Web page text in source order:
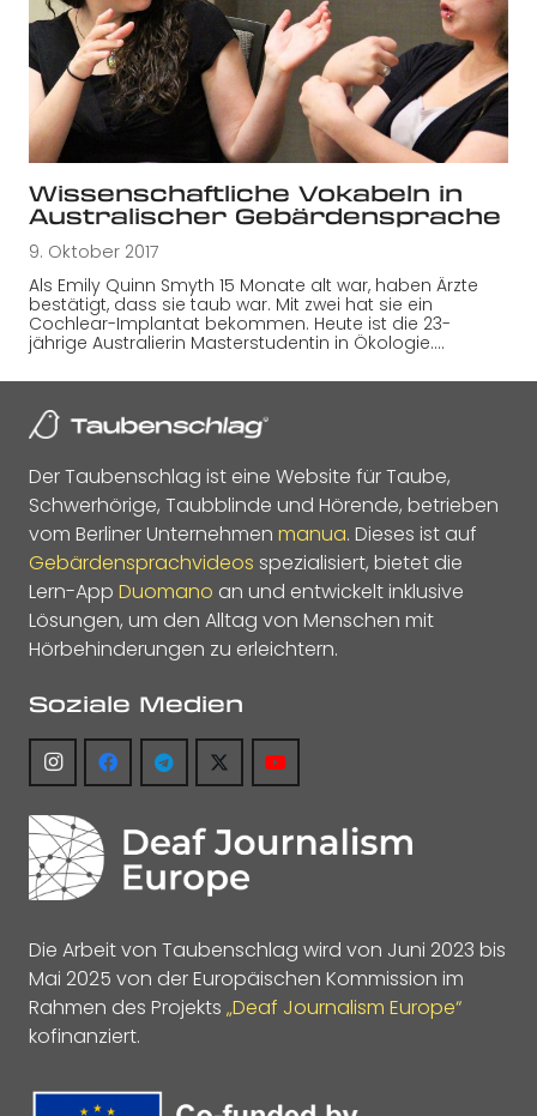
Wissenschaftliche Vokabeln in
Australischer Gebärdensprache
9. Oktober 2017
Als Emily Quinn Smyth 15 Monate alt war, haben Ärzte
bestätigt, dass sie taub war. Mit zwei hat sie ein
Cochlear-Implantat bekommen. Heute ist die 23-
jährige Australierin Masterstudentin in Ökologie.…
Der Taubenschlag ist eine Website für Taube,
Schwerhörige, Taubblinde und Hörende, betrieben
vom Berliner Unternehmen manua. Dieses ist auf
Gebärdensprachvideos spezialisiert, bietet die
Lern-App Duomano an und entwickelt inklusive
Lösungen, um den Alltag von Menschen mit
Hörbehinderungen zu erleichtern.
Soziale Medien
Die Arbeit von Taubenschlag wird von Juni 2023 bis
Mai 2025 von der Europäischen Kommission im
Rahmen des Projekts „Deaf Journalism Europe“
kofinanziert.